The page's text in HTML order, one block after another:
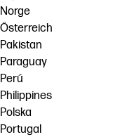
Norge
Österreich
Pakistan
Paraguay
Perú
Philippines
Polska
Portugal